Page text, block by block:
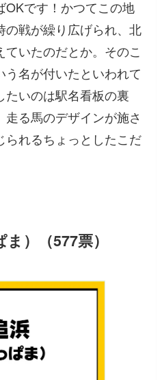
OKです！かつてこの地
の戦が繰り広げられ、北
いたのだとか。そのこ
う名が付いたといわれて
たいのは駅名看板の裏
る馬のデザインが施さ
られるちょっとしたこだ
）（577票）